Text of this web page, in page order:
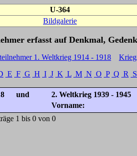
U-364
Bildgalerie
erfasst auf Denkmal,
1. Weltkrieg 1914 - 1918
E F G H I J K L M N O P Q R S
und
2. Weltkrieg 1939 - 1945
Vorname:
1 bis 0 von 0